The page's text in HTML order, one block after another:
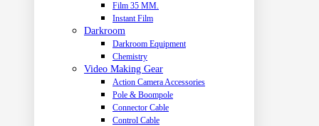
Film 35 MM.
Instant Film
Darkroom
Darkroom Equipment
Chemistry
Video Making Gear
Action Camera Accessories
Pole & Boompole
Connector Cable
Control Cable